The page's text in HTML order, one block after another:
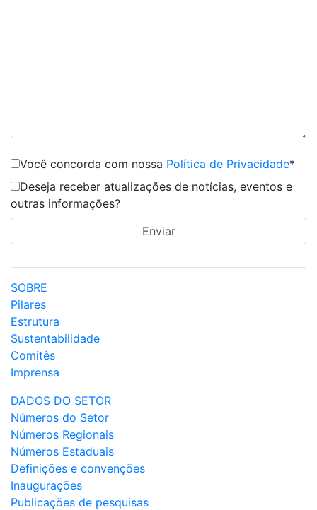
Você concorda com nossa Política de Privacidade*
Deseja receber atualizações de notícias, eventos e
outras informações?
SOBRE
Pilares
Estrutura
Sustentabilidade
Comitês
Imprensa
DADOS DO SETOR
Números do Setor
Números Regionais
Números Estaduais
Definições e convenções
Inaugurações
Publicações de pesquisas